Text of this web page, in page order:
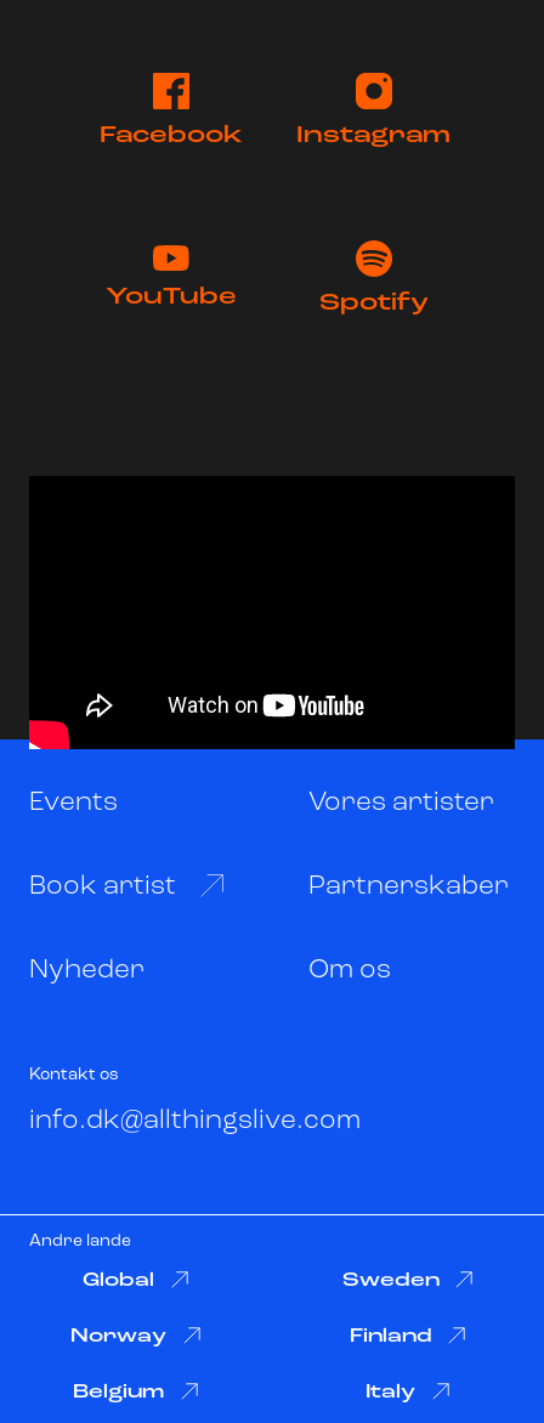
Facebook Instagram
YouTube Spotify
Events Vores artister
Book artist Partnerskaber
Nyheder Om os
Kontakt os
info.dk@allthingslive.com
Andre lande
Global Sweden
Norway Finland
Belgium Italy